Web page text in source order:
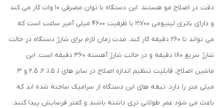
دقت در اصلاح مو هستند. این دستگاه با توان مصرفی 10 وات کار می کند
و دارای باتری لیتیومی 21700 با ظرفیت 4600 میلی آمپر ساعت است که
می تواند تا 260 دقیقه کار کند. مدت زمان لازم برای شارژ دستگاه در حالت
شارژ سریع 180 دقیقه و در حالت شارژ آهسته 360 دقیقه است. این
ماشین اصلاح، قابلیت تنظیم اندازه اصلاح در سایز های 1، 1.5، 2، 2.5 و 3
میلی متر را دارد. تیغه های این دستگاه از سرامیک ساخته شده اند که
باعث می شود عمر طولانی تری داشته باشند و کمتر فرسایش پیدا کنند.